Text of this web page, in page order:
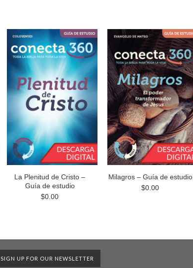
La Plenitud de Cristo –
Guía de estudio
$0.00
Milagros – Guía de estudio
$0.00
SIGN UP FOR OUR NEWSLETTER